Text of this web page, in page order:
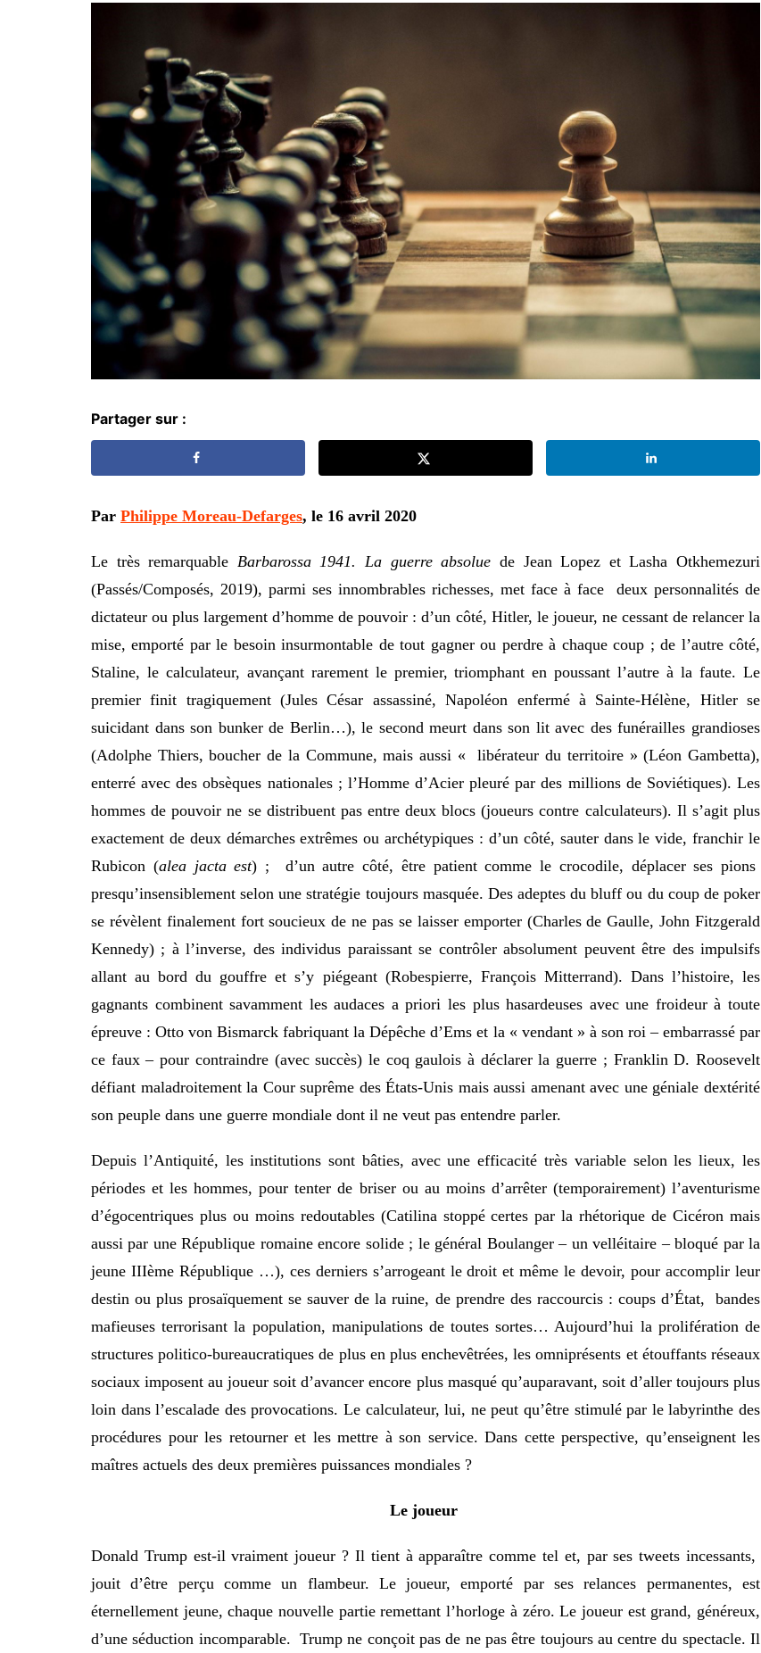
Partager sur :
Par Philippe Moreau-Defarges, le 16 avril 2020
Le très remarquable Barbarossa 1941. La guerre absolue de Jean Lopez et Lasha Otkhemezuri
(Passés/Composés, 2019), parmi ses innombrables richesses, met face à face deux personnalités de
dictateur ou plus largement d’homme de pouvoir : d’un côté, Hitler, le joueur, ne cessant de relancer la
mise, emporté par le besoin insurmontable de tout gagner ou perdre à chaque coup ; de l’autre côté,
Staline, le calculateur, avançant rarement le premier, triomphant en poussant l’autre à la faute. Le
premier finit tragiquement (Jules César assassiné, Napoléon enfermé à Sainte-Hélène, Hitler se
suicidant dans son bunker de Berlin…), le second meurt dans son lit avec des funérailles grandioses
(Adolphe Thiers, boucher de la Commune, mais aussi « libérateur du territoire » (Léon Gambetta),
enterré avec des obsèques nationales ; l’Homme d’Acier pleuré par des millions de Soviétiques). Les
hommes de pouvoir ne se distribuent pas entre deux blocs (joueurs contre calculateurs). Il s’agit plus
exactement de deux démarches extrêmes ou archétypiques : d’un côté, sauter dans le vide, franchir le
Rubicon (alea jacta est) ; d’un autre côté, être patient comme le crocodile, déplacer ses pions
presqu’insensiblement selon une stratégie toujours masquée. Des adeptes du bluff ou du coup de poker
se révèlent finalement fort soucieux de ne pas se laisser emporter (Charles de Gaulle, John Fitzgerald
Kennedy) ; à l’inverse, des individus paraissant se contrôler absolument peuvent être des impulsifs
allant au bord du gouffre et s’y piégeant (Robespierre, François Mitterrand). Dans l’histoire, les
gagnants combinent savamment les audaces a priori les plus hasardeuses avec une froideur à toute
épreuve : Otto von Bismarck fabriquant la Dépêche d’Ems et la « vendant » à son roi – embarrassé par
ce faux – pour contraindre (avec succès) le coq gaulois à déclarer la guerre ; Franklin D. Roosevelt
défiant maladroitement la Cour suprême des États-Unis mais aussi amenant avec une géniale dextérité
son peuple dans une guerre mondiale dont il ne veut pas entendre parler.
Depuis l’Antiquité, les institutions sont bâties, avec une efficacité très variable selon les lieux, les
périodes et les hommes, pour tenter de briser ou au moins d’arrêter (temporairement) l’aventurisme
d’égocentriques plus ou moins redoutables (Catilina stoppé certes par la rhétorique de Cicéron mais
aussi par une République romaine encore solide ; le général Boulanger – un velléitaire – bloqué par la
jeune IIIème République …), ces derniers s’arrogeant le droit et même le devoir, pour accomplir leur
destin ou plus prosaïquement se sauver de la ruine, de prendre des raccourcis : coups d’État, bandes
mafieuses terrorisant la population, manipulations de toutes sortes… Aujourd’hui la prolifération de
structures politico-bureaucratiques de plus en plus enchevêtrées, les omniprésents et étouffants réseaux
sociaux imposent au joueur soit d’avancer encore plus masqué qu’auparavant, soit d’aller toujours plus
loin dans l’escalade des provocations. Le calculateur, lui, ne peut qu’être stimulé par le labyrinthe des
procédures pour les retourner et les mettre à son service. Dans cette perspective, qu’enseignent les
maîtres actuels des deux premières puissances mondiales ?
Le joueur
Donald Trump est-il vraiment joueur ? Il tient à apparaître comme tel et, par ses tweets incessants,
jouit d’être perçu comme un flambeur. Le joueur, emporté par ses relances permanentes, est
éternellement jeune, chaque nouvelle partie remettant l’horloge à zéro. Le joueur est grand, généreux,
d’une séduction incomparable. Trump ne conçoit pas de ne pas être toujours au centre du spectacle. Il